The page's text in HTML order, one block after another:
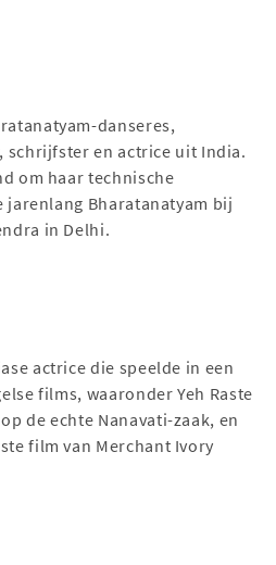
danseres,
en actrice uit India.
om haar technische
Bharatanatyam bij
in Delhi.
actrice die speelde in een
films, waaronder Yeh Raste
de echte Nanavati-zaak, en
film van Merchant Ivory